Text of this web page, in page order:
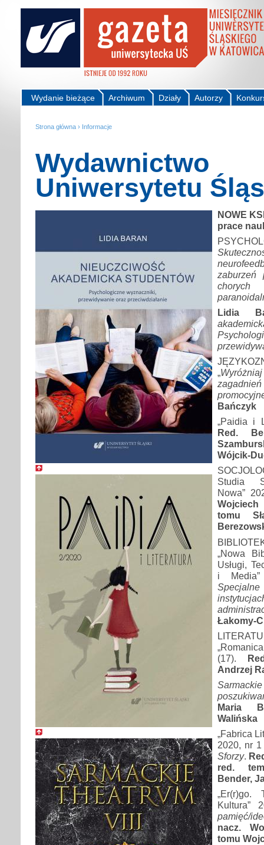
Autorzy
Działy
Archiwum
Wydanie bieżące
Strona główna › Informacje
Wydawnictwo
Uniwersytetu
NOWE
prace
zaburzeń
Lidia
„
Bańczyk
„Paidia i
Red.
Wójcik-
Studia
Nowa”
tomu
„Nowa
Usługi,
i
Łakomy-
(17).
Andrzej
Maria
Walińska
„Fabrica
2020, nr
Sforzy.
red.
Bender,
Kultura”
pamięć/
nacz.
tomu